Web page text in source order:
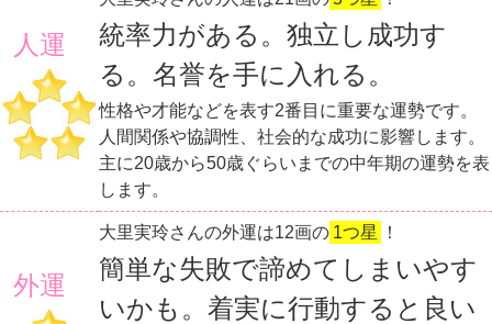
人運
統率力がある。独立し成功す
る。名誉を手に入れる。
性格や才能などを表す2番目に重要な運勢です。
人間関係や協調性、社会的な成功に影響します。
主に20歳から50歳ぐらいまでの中年期の運勢を表
します。
外運
大里実玲さんの外運は12画の 1つ星 ！
簡単な失敗で諦めてしまいやす
いかも。着実に行動すると良い